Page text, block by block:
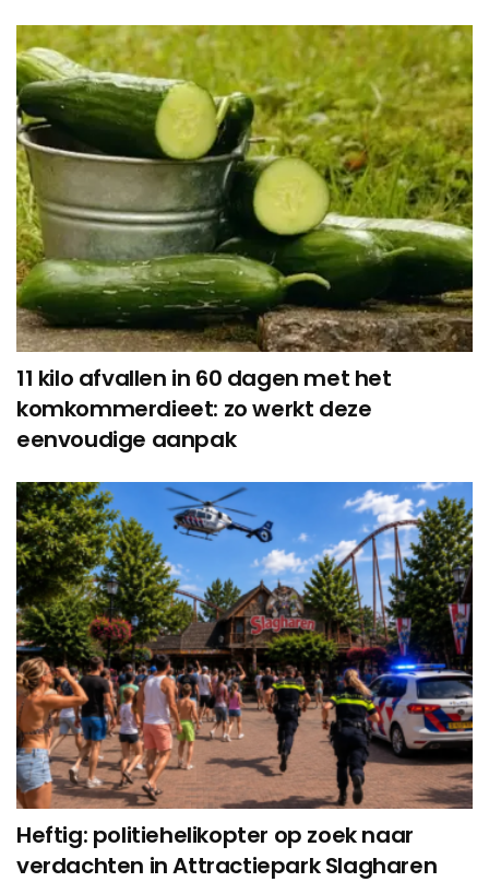
11 kilo afvallen in 60 dagen met het
komkommerdieet: zo werkt deze
eenvoudige aanpak
Heftig: politiehelikopter op zoek naar
verdachten in Attractiepark Slagharen